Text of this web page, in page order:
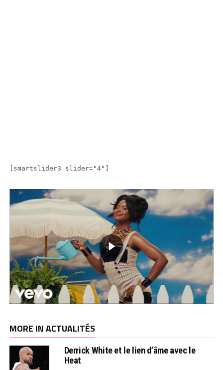
[smartslider3 slider="4"]
MORE IN ACTUALITÉS
Derrick White et le lien d’âme avec le
Heat